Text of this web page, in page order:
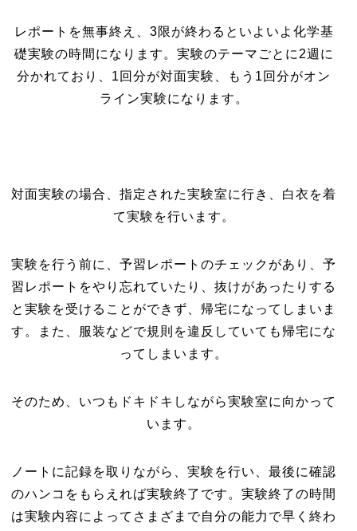
レポートを無事終え、3限が終わるといよいよ化学基
礎実験の時間になります。実験のテーマごとに2週に
分かれており、1回分が対面実験、もう1回分がオン
ライン実験になります。
対面実験の場合、指定された実験室に行き、白衣を着
て実験を行います。
実験を行う前に、予習レポートのチェックがあり、予
習レポートをやり忘れていたり、抜けがあったりする
と実験を受けることができず、帰宅になってしまいま
す。また、服装などで規則を違反していても帰宅にな
ってしまいます。
そのため、いつもドキドキしながら実験室に向かって
います。
ノートに記録を取りながら、実験を行い、最後に確認
のハンコをもらえれば実験終了です。実験終了の時間
は実験内容によってさまざまで自分の能力で早く終わ